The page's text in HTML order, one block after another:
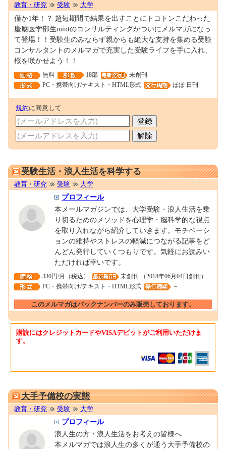
教育・研究 受験 大学
僅か1年！？ 超短期間で結果を出すことにトコトンこだわった
慶應医学部生mintのコンサルティングがついにメルマガになっ
て登場！！受験生のみならず親からも絶大な支持を集める受験
コンサルタントのメルマガで充実した受験ライフを手に入れ、
桜を咲かせよう！！
無料 18部
未創刊
PC・携帯向け/テキスト・HTML形式
ほぼ 日刊
規約に同意して
受験生活・浪人生活を科学する
教育・研究 受験 大学
プロフィール
本メールマガジンでは、大学受験・浪人生活を乗
り切るためのメソッドを心理学・脳科学的な視点
を取り入れながら紹介していきます。モチベーシ
ョンの維持やストレスの軽減につながる記事をど
んどん発行していくつもりです。気軽にお読みい
ただければ幸いです。
330円/月（税込）
未創刊 （2018年06月04日創刊）
PC・携帯向け/テキスト・HTML形式
－
このメルマガはバックナンバーのみ販売しております。
購読にはクレジットカードやVISAデビットがご利用いただけま
す。
大手予備校の実態
教育・研究 受験 大学
プロフィール
浪人生の方・浪人生活をお考えの皆様へ
本メルマガでは浪人生の多くが通う大手予備校の